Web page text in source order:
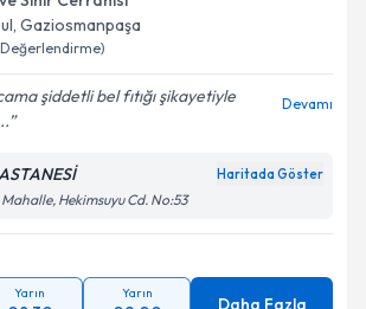
, Gaziosmanpaşa
Değerlendirme)
şiddetli bel fıtığı şikayetiyle
Devamı
Haritada Göster
Hekimsuyu Cd. No:53
Yarın Yarın
Daha Fazla